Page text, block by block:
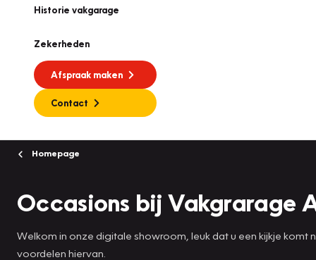
Historie vakgarage
Zekerheden
Afspraak maken
Contact
Homepage
Occasions bij Vakgrarage
Welkom in onze digitale showroom, leuk dat u een kijkje
voordelen hiervan.